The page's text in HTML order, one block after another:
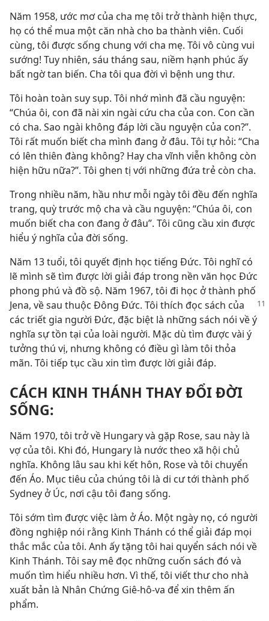
Năm 1958, ước mơ của cha mẹ tôi trở thành hiện thực,
họ có thể mua một căn nhà cho ba thành viên. Cuối
cùng, tôi được sống chung với cha mẹ. Tôi vô cùng vui
sướng! Tuy nhiên, sáu tháng sau, niềm hạnh phúc ấy
bất ngờ tan biến. Cha tôi qua đời vì bệnh ung thư.
Tôi hoàn toàn suy sụp. Tôi nhớ mình đã cầu nguyện:
“Chúa ôi, con đã nài xin ngài cứu cha của con. Con cần
có cha. Sao ngài không đáp lời cầu nguyện của con?”.
Tôi rất muốn biết cha mình đang ở đâu. Tôi tự hỏi: “Cha
có lên thiên đàng không? Hay cha vĩnh viễn không còn
hiện hữu nữa?”. Tôi ghen tị với những đứa trẻ còn cha.
Trong nhiều năm, hầu như mỗi ngày tôi đều đến nghĩa
trang, quỳ trước mộ cha và cầu nguyện: “Chúa ôi, con
muốn biết cha con đang ở đâu”. Tôi cũng cầu xin được
hiểu ý nghĩa của đời sống.
Năm 13 tuổi, tôi quyết định học tiếng Đức. Tôi nghĩ có
lẽ mình sẽ tìm được lời giải đáp trong nền văn học Đức
phong phú và đồ sộ. Năm 1967, tôi đi học ở thành phố
Jena, về sau thuộc Đông Đức. Tôi thích đọc sách của
các triết gia người Đức, đặc biệt là những sách nói về ý
nghĩa sự tồn tại của loài người. Mặc dù tìm được vài ý
tưởng thú vị, nhưng không có điều gì làm tôi thỏa
mãn. Tôi tiếp tục cầu xin tìm được lời giải đáp.
CÁCH KINH THÁNH THAY ĐỔI ĐỜI
SỐNG:
Năm 1970, tôi trở về Hungary và gặp Rose, sau này là
vợ của tôi. Khi đó, Hungary là nước theo xã hội chủ
nghĩa. Không lâu sau khi kết hôn, Rose và tôi chuyển
đến Áo. Mục tiêu của chúng tôi là di cư tới thành phố
Sydney ở Úc, nơi cậu tôi đang sống.
Tôi sớm tìm được việc làm ở Áo. Một ngày nọ, có người
đồng nghiệp nói rằng Kinh Thánh có thể giải đáp mọi
thắc mắc của tôi. Anh ấy tặng tôi hai quyển sách nói về
Kinh Thánh. Tôi say mê đọc những cuốn sách đó và
muốn tìm hiểu nhiều hơn. Vì thế, tôi viết thư cho nhà
xuất bản là Nhân Chứng Giê-hô-va để xin thêm ấn
phẩm.